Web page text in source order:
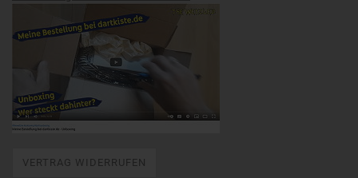
VERTRAG WIDERRUFEN